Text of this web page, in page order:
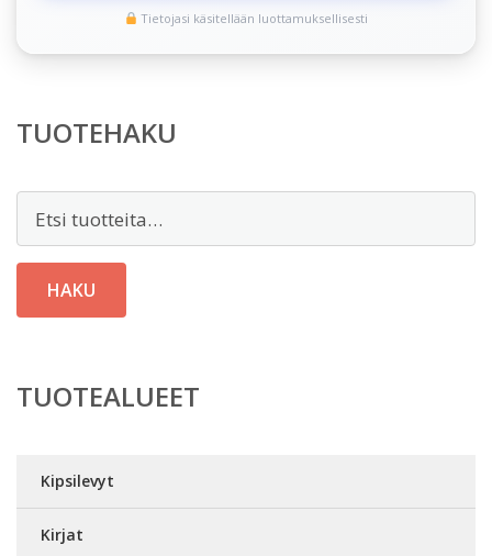
Tietojasi käsitellään luottamuksellisesti
TUOTEHAKU
HAKU
TUOTEALUEET
Kipsilevyt
Kirjat